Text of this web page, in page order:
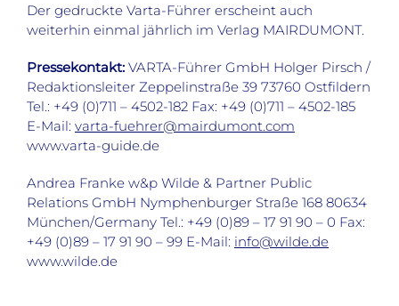
Der gedruckte Varta-Führer erscheint auch
weiterhin einmal jährlich im Verlag MAIRDUMONT.
Pressekontakt: VARTA-Führer GmbH Holger Pirsch /
Redaktionsleiter Zeppelinstraße 39 73760 Ostfildern
Tel.: +49 (0)711 – 4502-182 Fax: +49 (0)711 – 4502-185
E-Mail: varta-fuehrer@mairdumont.com
www.varta-guide.de
Andrea Franke w&p Wilde & Partner Public
Relations GmbH Nymphenburger Straße 168 80634
München/Germany Tel.: +49 (0)89 – 17 91 90 – 0 Fax:
+49 (0)89 – 17 91 90 – 99 E-Mail: info@wilde.de
www.wilde.de